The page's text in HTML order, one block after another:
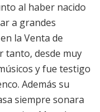
al haber nacido
a grandes
la Venta de
tanto, desde muy
y fue testigo
Además su
siempre sonara